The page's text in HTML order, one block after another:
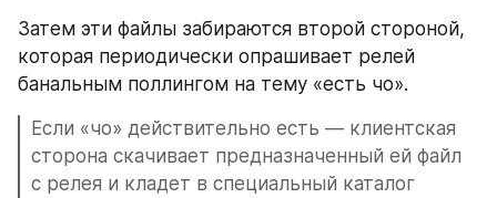
Затем эти файлы забираются второй стороной,
которая периодически опрашивает релей
банальным поллингом на тему «есть чо».
Если «чо» действительно есть — клиентская
сторона скачивает предназначенный ей файл
с релея и кладет в специальный каталог